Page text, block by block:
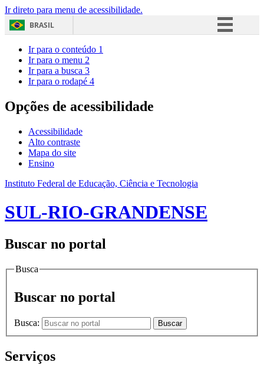
Ir direto para menu de acessibilidade.
BRASIL
Acesso à informação
Ir para o conteúdo 1
Ir para o menu 2
Ir para a busca 3
Ir para o rodapé 4
Opções de acessibilidade
Acessibilidade
Alto contraste
Mapa do site
Ensino
Instituto Federal de Educação, Ciência e Tecnologia
SUL-RIO-GRANDENSE
Buscar no portal
Busca
Buscar no portal
Busca: Buscar
Serviços